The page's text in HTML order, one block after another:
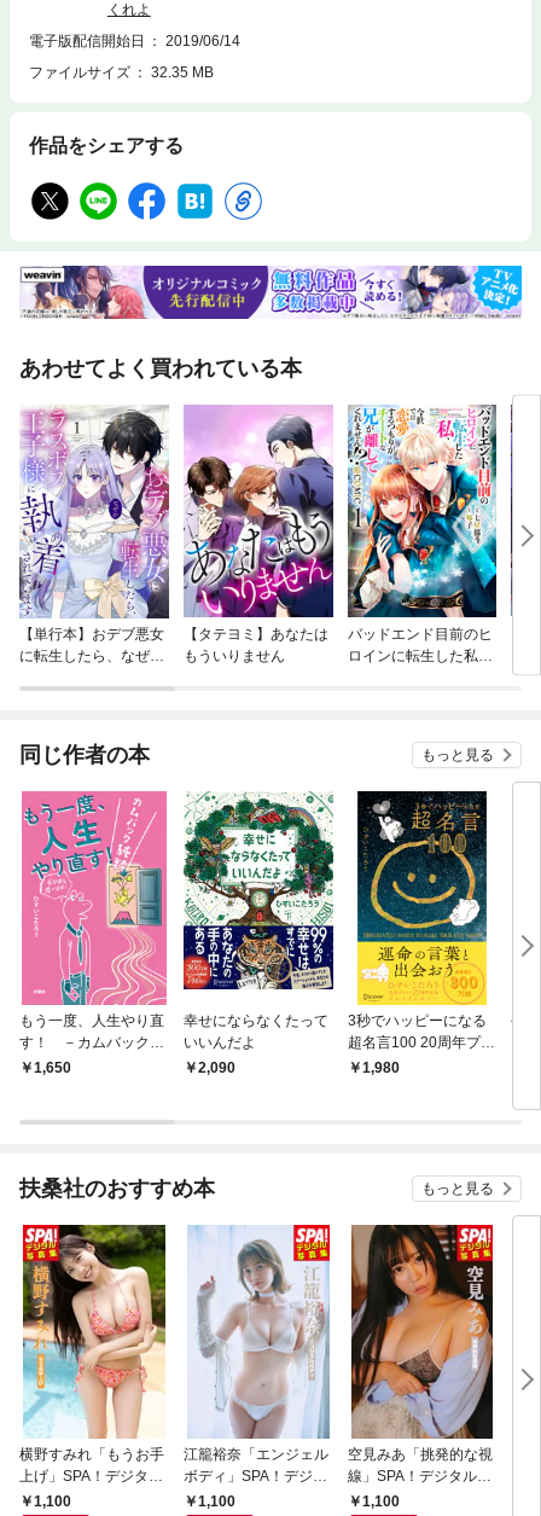
くれよ
電子版配信開始日
2019/06/14
ファイルサイズ
32.35 MB
作品をシェアする
あわせてよく買われている本
【単行本】おデブ悪女
に転生したら、なぜか
【タテヨミ】あなたは
もういりません
バッドエンド目前のヒ
ロインに転生した私、
同じ作者の本 もっと見る
もう一度、人生やり直
す！ －カムバック純
粋－1,650
幸せにならなくたって
いいんだよ
2,090
3秒でハッピーになる
超名言100 20周年プレ
ミアムカバー
1,980
今
扶桑社のおすすめ本 もっと見る
横野すみれ「もうお手
上げ」SPA！デジタル
写真集
1,100
江籠裕奈「エンジェル
ボディ」SPA！デジタ
ル写真集
1,100
空見みあ「挑発的な視
線」SPA！デジタル写
真集1,100